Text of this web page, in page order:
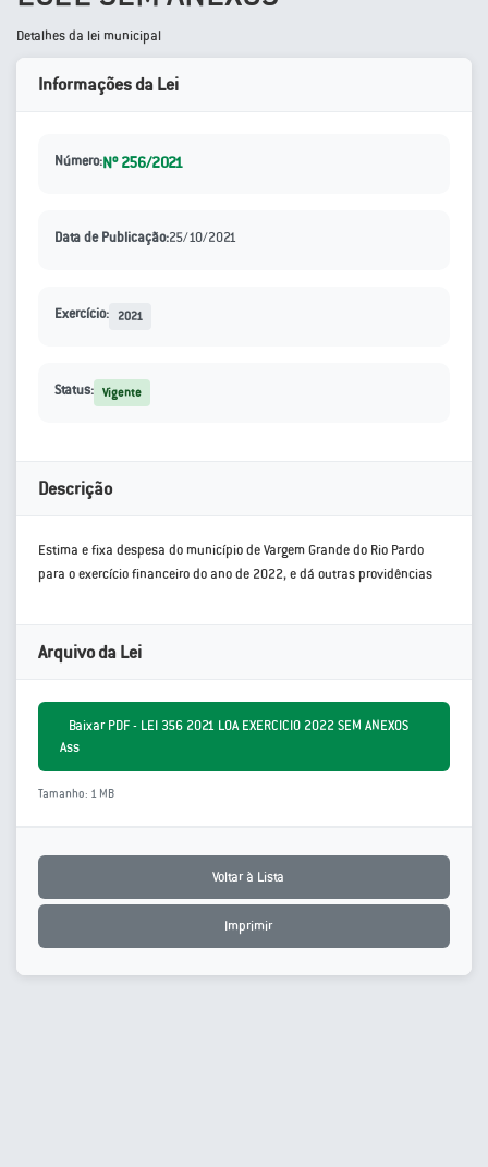
Detalhes da lei municipal
Informações da Lei
Número:Nº 256/2021
Data de Publicação:25/10/2021
Exercício: 2021
Status: Vigente
Descrição
Estima e fixa despesa do município de Vargem Grande do Rio Pardo
para o exercício financeiro do ano de 2022, e dá outras providências
Arquivo da Lei
Baixar PDF - LEI 356 2021 LOA EXERCICIO 2022 SEM ANEXOS
Ass
Tamanho: 1 MB
Voltar à Lista
Imprimir